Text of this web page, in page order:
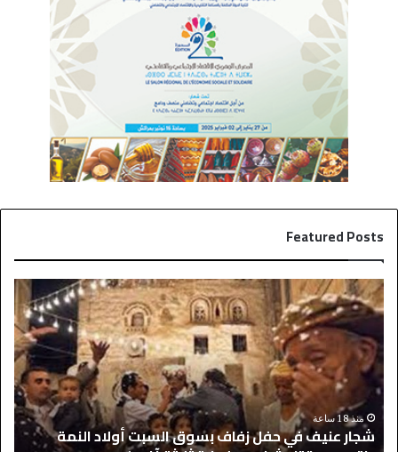
Featured Posts
ش
ج
ر
ع
ن
ف
منذ 18 ساعة
شجار عنيف في حفل زفاف بسوق السبت أولاد النمة